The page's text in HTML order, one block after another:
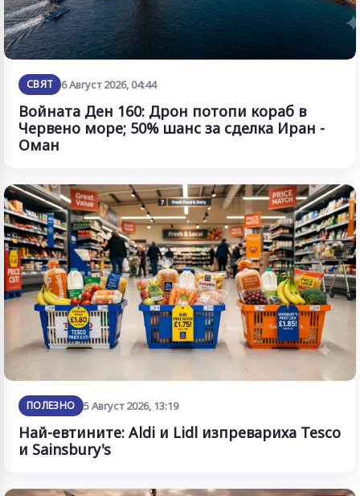
СВЯТ 6 Август 2026, 04:44
Войната Ден 160: Дрон потопи кораб в
Червено море; 50% шанс за сделка Иран -
Оман
ПОЛЕЗНО 5 Август 2026, 13:19
Най-евтините: Aldi и Lidl изпревариха Tesco
и Sainsbury's